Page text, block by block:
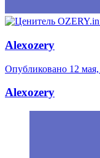
Alexozery
Опубликовано 12
Alexozery